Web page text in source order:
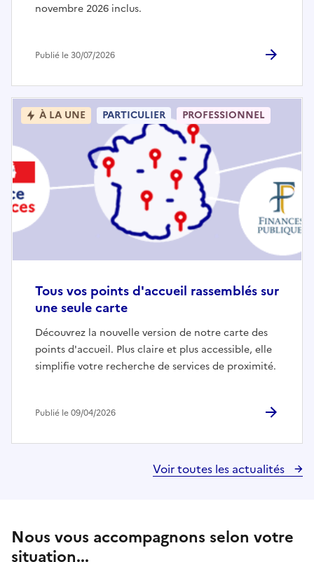
novembre 2026 inclus.
Publié le 30/07/2026
Tous vos points d'accueil rassemblés sur
une seule carte
Découvrez la nouvelle version de notre carte des
points d'accueil. Plus claire et plus accessible, elle
simplifie votre recherche de services de proximité.
Publié le 09/04/2026
À LA UNE PARTICULIER PROFESSIONNEL
Voir toutes les actualités
Nous vous accompagnons selon votre
situation...